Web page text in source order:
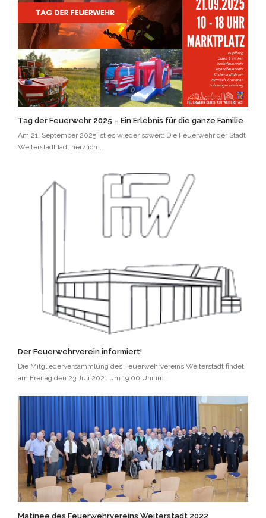
Tag der Feuerwehr 2025 – Ein Erlebnis für die ganze Familie
Am 21. September 2025 ist es wieder soweit: Die Feuerwehr der Stadt
Weiterstadt lädt herzlich…
Der Feuerwehrverein informiert!
Die Mitgliederversammlung des Feuerwehrvereins Weiterstadt findet
am Freitag den 23.Juli 2021 um 19:00 Uhr im…
Matinee des Feuerwehrvereins Weiterstadt 2022